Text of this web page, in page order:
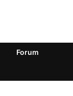
Forum